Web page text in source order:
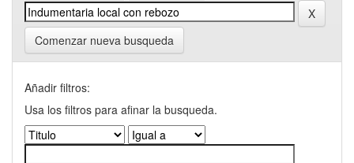
Comenzar nueva busqueda
Añadir filtros:
Usa los filtros para afinar la busqueda.